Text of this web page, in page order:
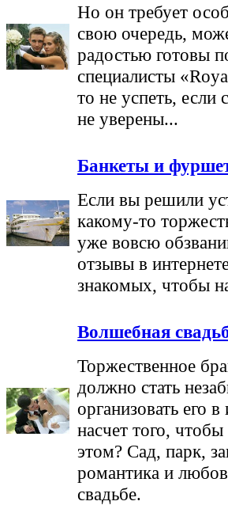
Но он требует
свою очередь,
радостью готовы
специалисты
то не успеть, если
не уверены...
Банкеты и
Если вы решили
какому-то
уже вовсю
отзывы в
знакомых, чтобы
Волшебная
Торжественное
должно стать
организовать его
насчет того,
этом? Сад, парк,
романтика и
свадьбе.